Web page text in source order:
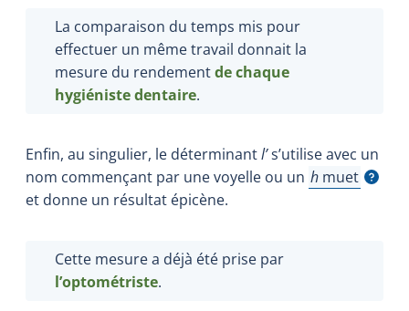
La comparaison du temps mis pour
effectuer un même travail donnait la
mesure du rendementde chaque
hygiéniste dentaire.
Enfin, au singulier, le déterminantl’s’utilise avec un
nom commençant par une voyelle ou un h muet
Afficher
et donne un résultat épicène.
Cette mesure a déjà été prise par
l’optométriste.